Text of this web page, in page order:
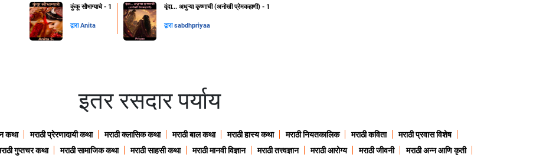
कुंकू सौभाग्याचे - 1
द्वाराAnita
वृंदा... अधुऱ्या कृष्णाची (अनोखी प्रेमकहाणी) - 1
द्वाराsabdhpriyaa
इतर रसदार पर्याय
कथा मराठी प्रेरणादायी कथा मराठी क्लासिक कथा मराठी बाल कथा मराठी हास्य कथा मराठी नियतकालिक मराठी कविता
मराठी प्रवास विशेष
गुप्तचर कथा मराठी सामाजिक कथा मराठी साहसी कथा मराठी मानवी विज्ञान मराठी तत्त्वज्ञान मराठी आरोग्य मराठी जीवनी
मराठी अन्न आणि कृती